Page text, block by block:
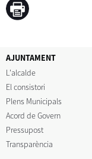
AJUNTAMENT
L'alcalde
El consistori
Plens Municipals
Acord de Govern
Pressupost
Transparència